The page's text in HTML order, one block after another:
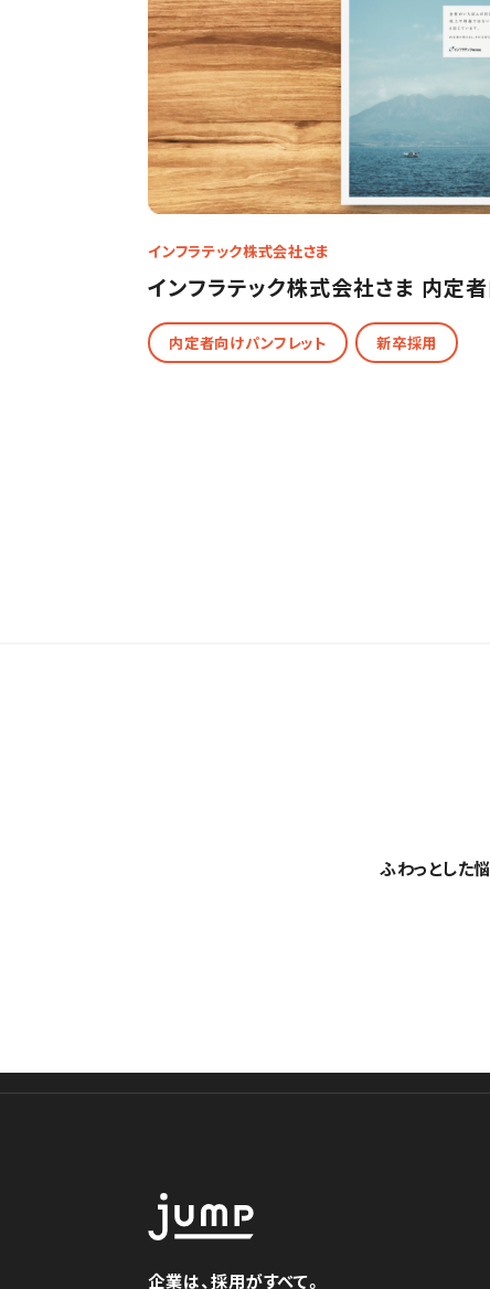
インフラテック株式会社さま 内定
インフラテック株式会社さま
内定者向けパンフレット 新卒採用
ふわっとした
企業は、採用がすべて。